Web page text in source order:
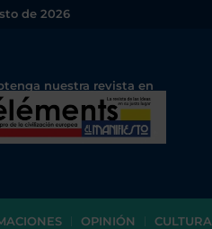
de 2026
nuestra revista en
o en PDF
OPINIÓN CULTURA